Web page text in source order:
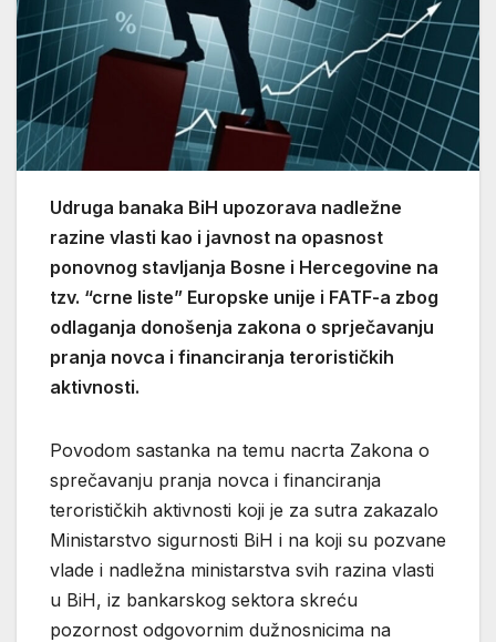
Udruga banaka BiH upozorava nadležne
razine vlasti kao i javnost na opasnost
ponovnog stavljanja Bosne i Hercegovine na
tzv. “crne liste” Europske unije i FATF-a zbog
odlaganja donošenja zakona o sprječavanju
pranja novca i financiranja terorističkih
aktivnosti.
Povodom sastanka na temu nacrta Zakona o
sprečavanju pranja novca i financiranja
terorističkih aktivnosti koji je za sutra zakazalo
Ministarstvo sigurnosti BiH i na koji su pozvane
vlade i nadležna ministarstva svih razina vlasti
u BiH, iz bankarskog sektora skreću
pozornost odgovornim dužnosnicima na